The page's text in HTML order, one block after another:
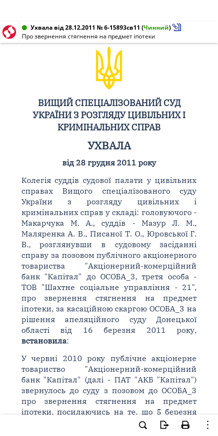
Ухвала від 28.12.2011 № 6-15893св11 (Чинний)
Про звернення стягнення на предмет іпотеки
ВИЩИЙ СПЕЦІАЛІЗОВАНИЙ СУД
УКРАЇНИ З РОЗГЛЯДУ ЦИВІЛЬНИХ І
КРИМІНАЛЬНИХ СПРАВ
УХВАЛА
від 28 грудня 2011 року
Колегія суддів судової палати у цивільних
справах Вищого спеціалізованого суду
України з розгляду цивільних і
кримінальних справ у складі: головуючого -
Макарчука М. А., суддів - Мазур Л. М.,
Маляренка А. В., Писаної Т. О., Юровської Г.
В., розглянувши в судовому засіданні
справу за позовом публічного акціонерного
товариства "Акціонерний-комерційний
банк "Капітал" до ОСОБА_3, третя особа -
ТОВ "Шахтне соціальне управління - 21",
про звернення стягнення на предмет
іпотеки, за касаційною скаргою ОСОБА_3 на
рішення апеляційного суду Донецької
області від 16 березня 2011 року,
встановила:
У червні 2010 року публічне акціонерне
товариство "Акціонерний-комерційний
банк "Капітал" (далі - ПАТ "АКБ "Капітал")
звернулось до суду з позовом до ОСОБА_3
про звернення стягнення на предмет
іпотеки, посилаючись на те, що 5 березня
2007 року між банком та ТОВ "Шахтне